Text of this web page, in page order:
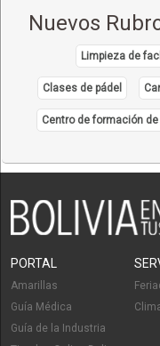
Lámparas
Decoración de casas
Artículos para el Hogar
Ladrillos
Ladrillos refractarios
Plásticos refractarios
Morteros
Insumos Médicos
Insumos de medicina
Instrumental e Insumos
Nuevos
Limpieza de
Clases de pádel
Centro de formación
PORTAL
Amarillas
Guía Médica
Guía de la Industria